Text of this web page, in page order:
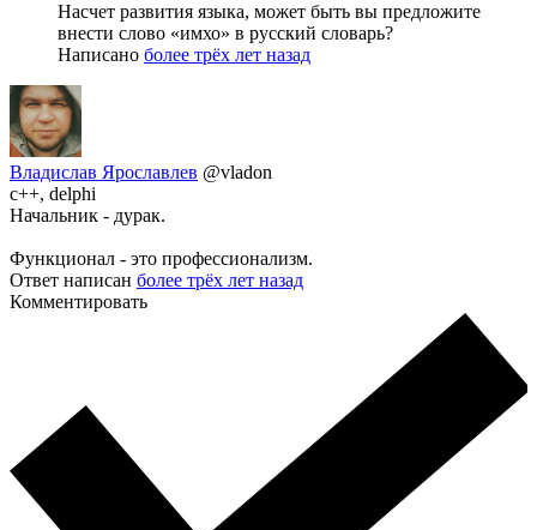
Насчет развития языка, может быть вы предложите
внести слово «имхо» в русский словарь?
Написано более трёх лет назад
Владислав Ярославлев @vladon
c++, delphi
Начальник - дурак.
Функционал - это профессионализм.
Ответ написан более трёх лет назад
Комментировать